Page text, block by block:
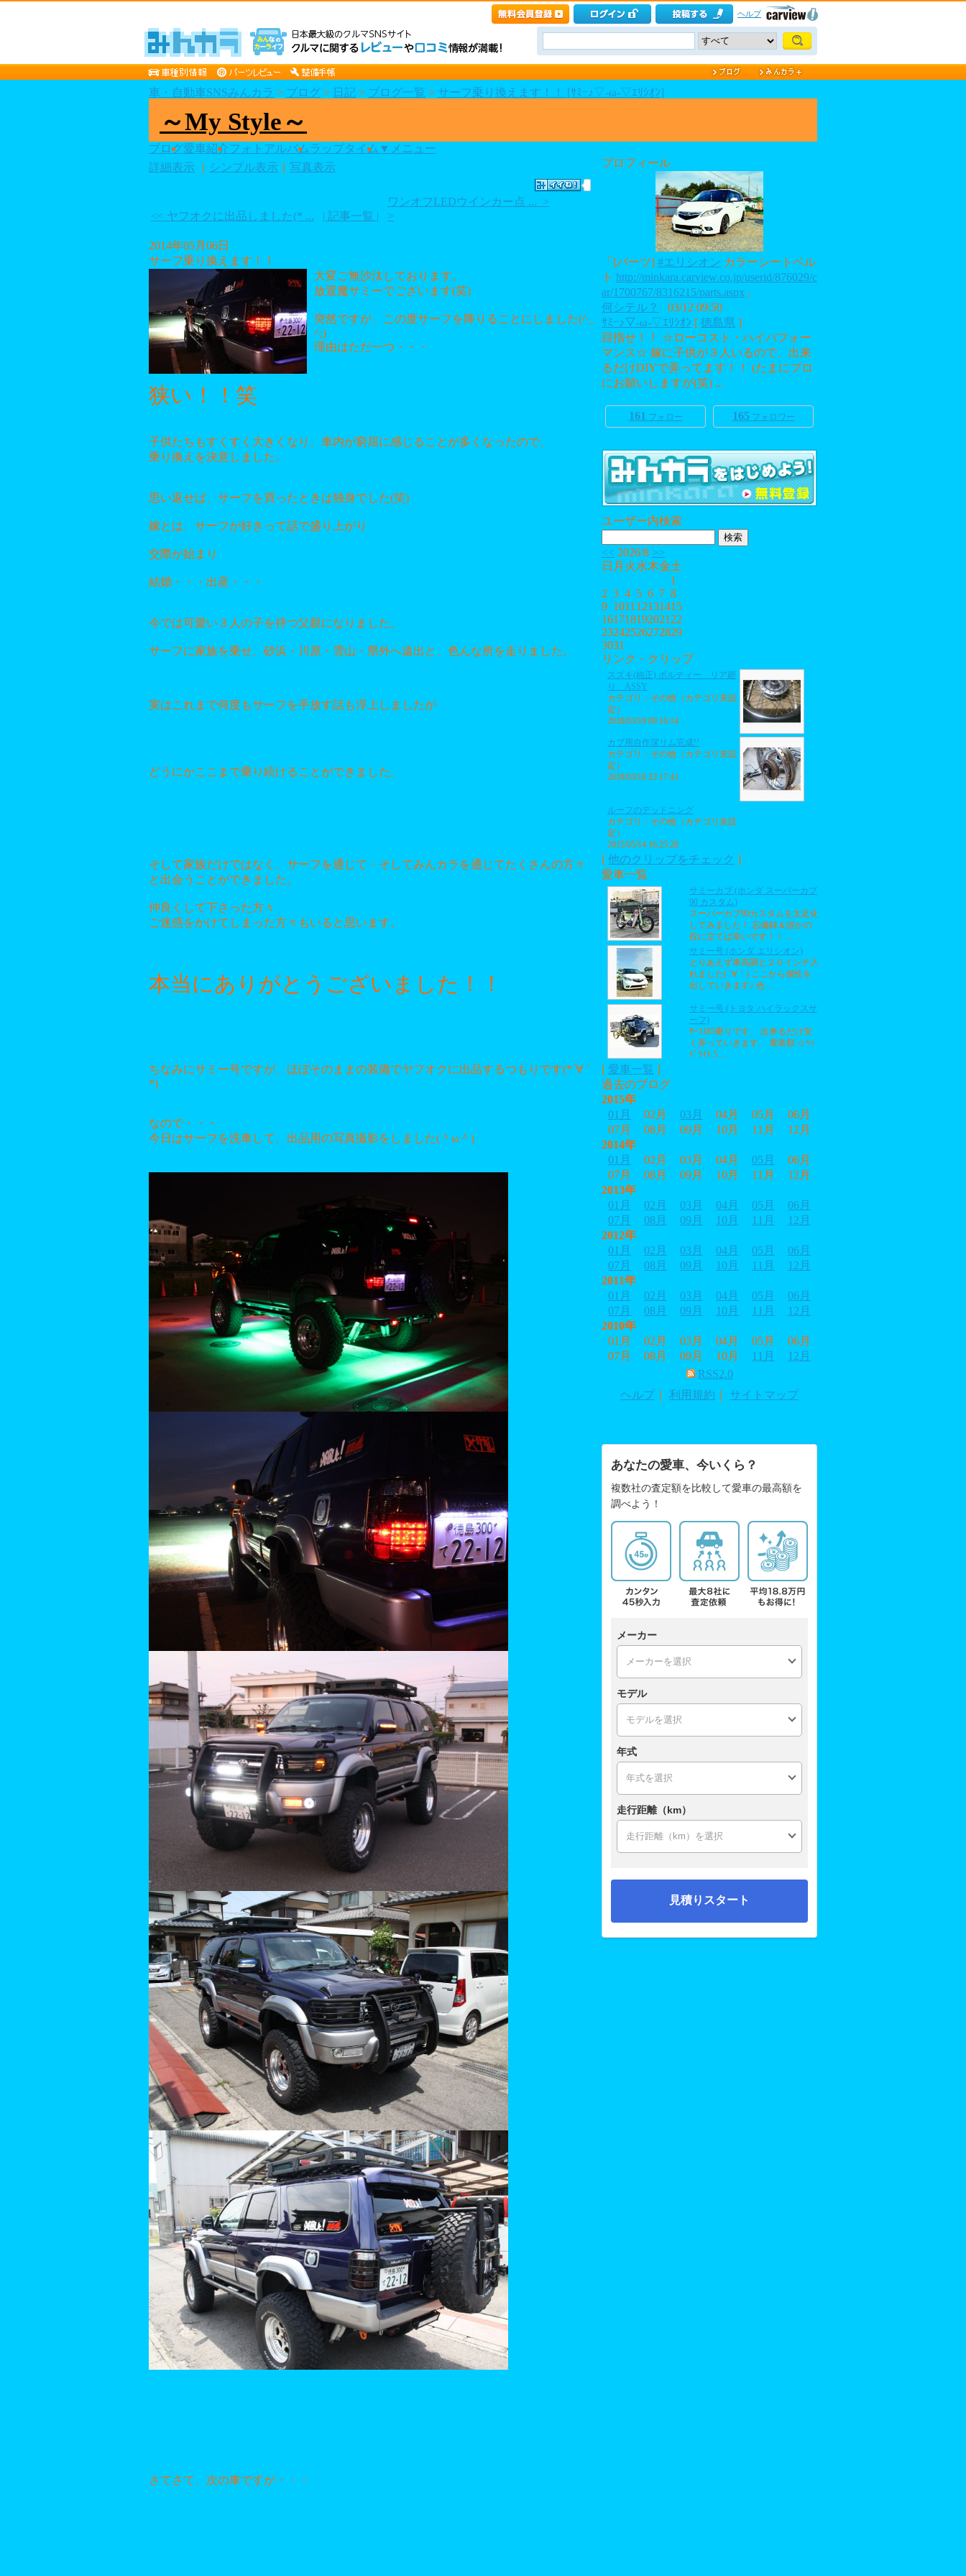
ヘルプ
車・自動車SNSみんカラ > ブログ > 日記 > ブログ一覧 > サーフ乗り換えます！！ [ｻﾐｰ♪▽-ω-▽ｴﾘｼｵﾝ]
～My Style～
ブログ愛車紹介フォトアルバム ラップタイム ▼メニュー
詳細表示
シンプル表示 写真表示
<< ヤフオクに出品しました(* ... | 記事一覧 |
ワンオフLEDウインカー点 ... >
>
2014年05月06日
サーフ乗り換えます！！
大変ご無沙汰しております。
放置魔サミーでございます(笑)
突然ですが、この度サーフを降りることにしました(^_
^;)
理由はただ一つ・・・
狭い！！笑
子供たちもすくすく大きくなり、車内が窮屈に感じることが多くなったので、
乗り換えを決意しました。
思い返せば、サーフを買ったときは独身でした(笑)
嫁とは、サーフが好きって話で盛り上がり
交際が始まり
結婚・・・出産・・・
今では可愛い３人の子を持つ父親になりました。
サーフに家族を乗せ、砂浜・川原・雪山・県外へ遠出と、色んな所を走りました。
実はこれまで何度もサーフを手放す話も浮上しましたが
どうにかここまで乗り続けることができました。
そして家族だけではなく、サーフを通じて・そしてみんカラを通じてたくさんの方々
と出会うことができました。
仲良くして下さった方々
ご迷惑をかけてしまった方々もいると思います。
本当にありがとうございました！！
ちなみにサミー号ですが、ほぼそのままの装備でヤフオクに出品するつもりです(*´∀｀
*)
なので・・・
今日はサーフを洗車して、出品用の写真撮影をしました(＾ω＾)
さてさて、次の車ですが・・・
プロフィール
「[パーツ] #エリシオン カラーシートベル
ト http://minkara.carview.co.jp/userid/876029/c
ar/1700767/8316215/parts.aspx 」
何シテル？
03/12 09:50
ｻﾐｰ♪▽-ω-▽ｴﾘｼｵﾝ [ 徳島県 ]
目指せ！！ ☆ローコスト・ハイパフォー
マンス☆ 嫁に子供が３人いるので、出来
るだけDIYで弄ってます！！ (たまにプロ
にお願いしますが(笑) ...
161 フォロー 165 フォロワー
ユーザー内検索
<< 2026/8 >>
日 月 火水木金土
1
2 3 4 5 6 7 8
9 1011 12131415
161718192021 22
23242526272829
3031
リンク・クリップ
スズキ(純正) ボルティー リア廻
り ASSY
カテゴリ：その他（カテゴリ未設
定）
2018/03/19 09:16:14
カブ用自作深リム完成!!
カテゴリ：その他（カテゴリ未設
定）
2018/03/16 22:17:41
ルーフのデッドニング
カテゴリ：その他（カテゴリ未設
定）
2015/05/14 16:25:28
[ 他のクリップをチェック ]
愛車一覧
サミーカブ (ホンダ スーパーカブ
90 カスタム)
スーパーカブ90カスタムを太足化
してみました！ 忘備録＆誰かの
役に立てば幸いです！！ ...
サミー号 (ホンダ エリシオン)
とりあえず車高調と２０インチ入
れました( ´∀｀) ここから個性を
出していきます♪ 色 ...
サミー号 (トヨタ ハイラックスサ
ーフ)
ｻｰﾌ185乗りです。 出来るだけ安
く弄っていきます。 電装類 ☆ﾍｯ
ﾄﾞﾗｲﾄ 5 ...
[ 愛車一覧 ]
過去のブログ
2015年
01月
02月 03月 04月 05月
06月
07月
08月 09月 10月 11月
12月
2014年
01月
02月 03月 04月 05月
06月
07月
08月 09月 10月 11月
12月
2013年
01月
02月 03月 04月 05月
06月
07月
08月 09月 10月 11月
12月
2012年
01月
02月 03月 04月 05月
06月
07月
08月 09月 10月 11月
12月
2011年
01月
02月 03月 04月 05月
06月
07月
08月 09月 10月 11月
12月
2010年
01月
02月 03月 04月 05月
06月
07月
08月 09月 10月 11月
12月
RSS2.0
ヘルプ
利用規約 サイトマップ
あなたの愛車、今いくら？
複数社の査定額を比較して愛車の最高額を
調べよう！
メーカー
モデル
年式
走行距離（km）
見積りスタート